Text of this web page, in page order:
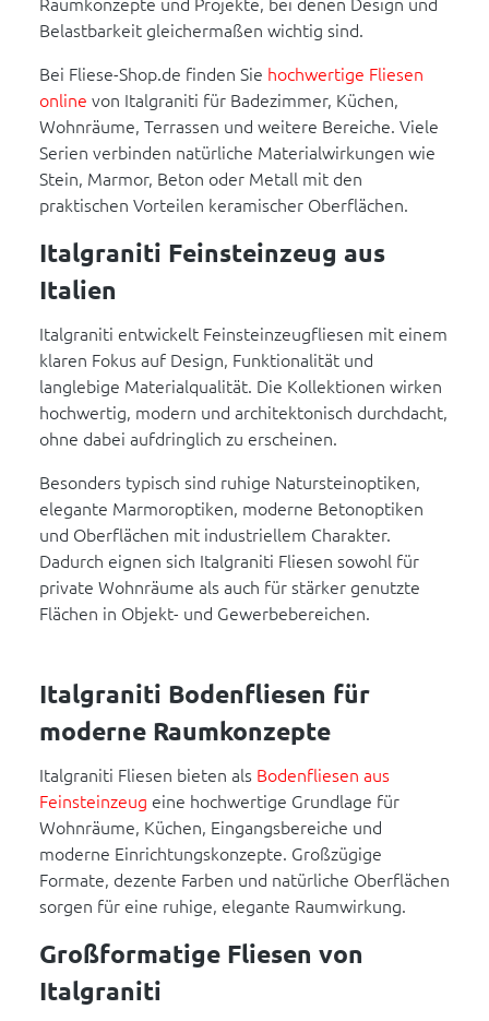
Belastbarkeit gleichermaßen wichtig sind.
Bei Fliese-Shop.de finden Sie hochwertige Fliesen
online von Italgraniti für Badezimmer, Küchen,
Wohnräume, Terrassen und weitere Bereiche. Viele
Serien verbinden natürliche Materialwirkungen wie
Stein, Marmor, Beton oder Metall mit den
praktischen Vorteilen keramischer Oberflächen.
Italgraniti Feinsteinzeug aus
Italien
Italgraniti entwickelt Feinsteinzeugfliesen mit einem
klaren Fokus auf Design, Funktionalität und
langlebige Materialqualität. Die Kollektionen wirken
hochwertig, modern und architektonisch durchdacht,
ohne dabei aufdringlich zu erscheinen.
Besonders typisch sind ruhige Natursteinoptiken,
elegante Marmoroptiken, moderne Betonoptiken
und Oberflächen mit industriellem Charakter.
Dadurch eignen sich Italgraniti Fliesen sowohl für
private Wohnräume als auch für stärker genutzte
Flächen in Objekt- und Gewerbebereichen.
Italgraniti Bodenfliesen für
moderne Raumkonzepte
Italgraniti Fliesen bieten als Bodenfliesen aus
Feinsteinzeug eine hochwertige Grundlage für
Wohnräume, Küchen, Eingangsbereiche und
moderne Einrichtungskonzepte. Großzügige
Formate, dezente Farben und natürliche Oberflächen
sorgen für eine ruhige, elegante Raumwirkung.
Großformatige Fliesen von
Italgraniti